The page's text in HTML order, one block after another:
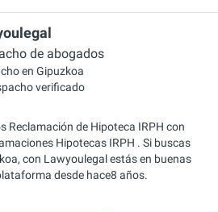
de abogados
en Gipuzkoa
verificado
Reclamación de Hipoteca IRPH con
Hipotecas IRPH . Si buscas
con Lawyoulegal estás en buenas
desde hace8 años.